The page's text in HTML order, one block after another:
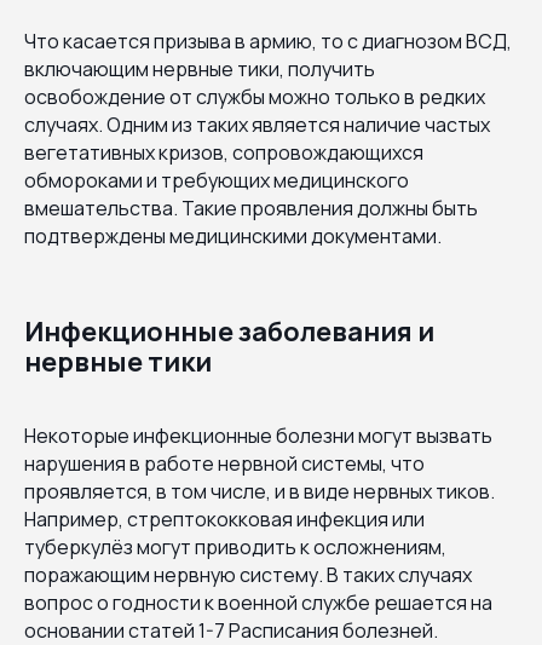
Что касается призыва в армию, то с диагнозом ВСД,
включающим нервные тики, получить
освобождение от службы можно только в редких
случаях. Одним из таких является наличие частых
вегетативных кризов, сопровождающихся
обмороками и требующих медицинского
вмешательства. Такие проявления должны быть
подтверждены медицинскими документами.
Инфекционные заболевания и
нервные тики
Некоторые инфекционные болезни могут вызвать
нарушения в работе нервной системы, что
проявляется, в том числе, и в виде нервных тиков.
Например, стрептококковая инфекция или
туберкулёз могут приводить к осложнениям,
поражающим нервную систему. В таких случаях
вопрос о годности к военной службе решается на
основании статей 1-7 Расписания болезней.